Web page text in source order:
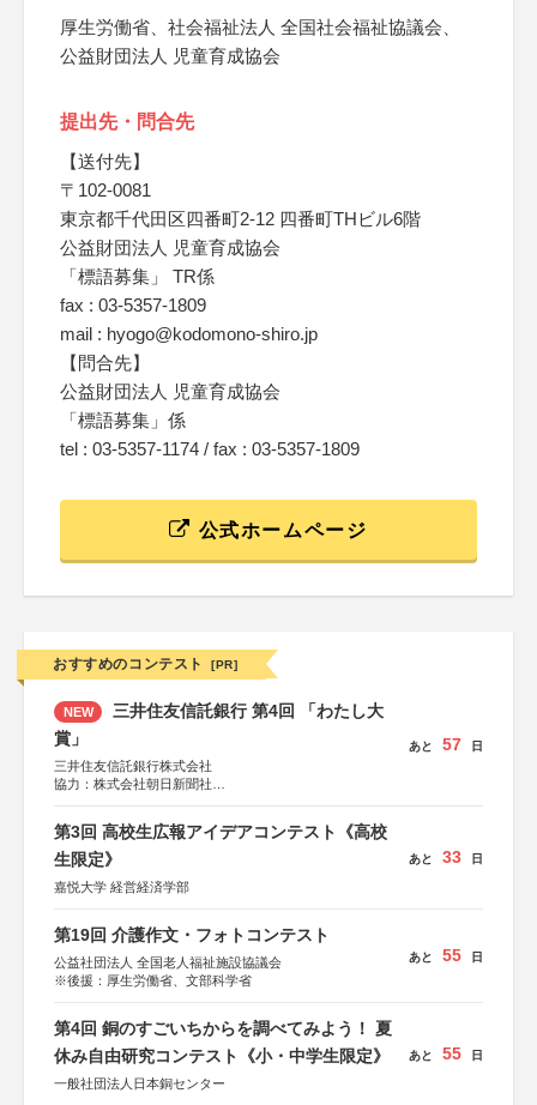
厚生労働省、社会福祉法人 全国社会福祉協議会、
公益財団法人 児童育成協会
提出先・問合先
【送付先】
〒102-0081
東京都千代田区四番町2-12 四番町THビル6階
公益財団法人 児童育成協会
「標語募集」 TR係
fax : 03-5357-1809
mail : hyogo@kodomono-shiro.jp
【問合先】
公益財団法人 児童育成協会
「標語募集」係
tel : 03-5357-1174 / fax : 03-5357-1809
公式ホームページ
おすすめのコンテスト [PR]
NEW
三井住友信託銀行 第4回 「わたし大
賞」
三井住友信託銀行株式会社
協力：株式会社朝日新聞社
あと 57 日
第3回 高校生広報アイデアコンテスト《高校
生限定》
嘉悦大学 経営経済学部
あと 33 日
第19回 介護作文・フォトコンテスト
公益社団法人 全国老人福祉施設協議会
※後援：厚生労働省、文部科学省
あと 55 日
第4回 銅のすごいちからを調べてみよう！ 夏
休み自由研究コンテスト《小・中学生限定》
一般社団法人日本銅センター
あと 55 日